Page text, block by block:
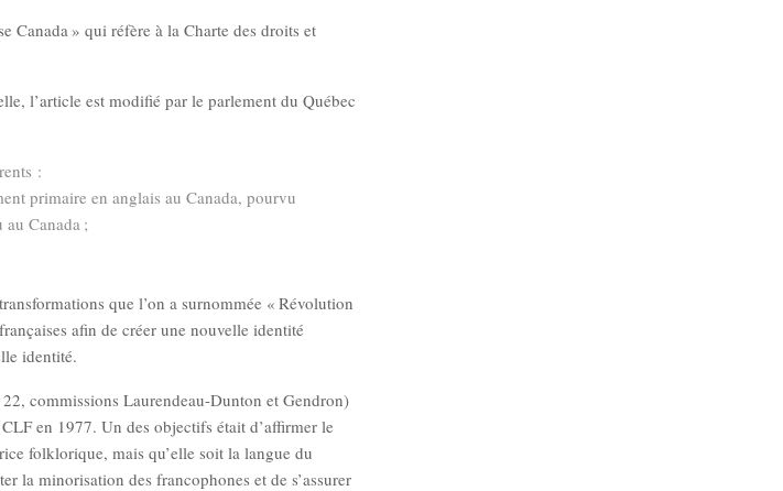
Canada » qui réfère à la Charte des droits et
l’article est modifié par le parlement du Québec
:
primaire en anglais au Canada, pourvu
Canada ;
que l’on a surnommée « Révolution
afin de créer une nouvelle identité
identité.
commissions Laurendeau-Dunton et Gendron)
en 1977. Un des objectifs était d’affirmer le
folklorique, mais qu’elle soit la langue du
la minorisation des francophones et de s’assurer